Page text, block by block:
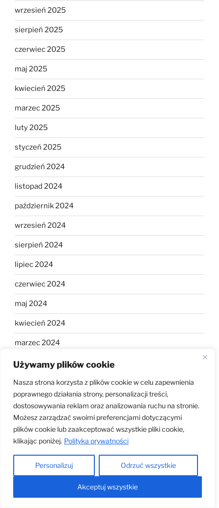
Używamy plików cookie
Nasza strona korzysta z plików cookie w celu zapewnienia
poprawnego działania strony, personalizacji treści,
dostosowywania reklam oraz analizowania ruchu na stronie.
Możesz zarządzać swoimi preferencjami dotyczącymi
plików cookie lub zaakceptować wszystkie pliki cookie,
klikając poniżej. Polityka prywatności
Personalizuj Odrzuć wszystkie
Akceptuj wszystkie
wrzesień 2025
sierpień 2025
czerwiec 2025
maj 2025
kwiecień 2025
marzec 2025
luty 2025
styczeń 2025
grudzień 2024
listopad 2024
październik 2024
wrzesień 2024
sierpień 2024
lipiec 2024
czerwiec 2024
maj 2024
kwiecień 2024
marzec 2024
listopad 2023
październik 2023
sierpień 2023
lipiec 2023
czerwiec 2023
styczeń 2023